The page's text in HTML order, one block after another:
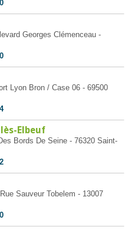
Georges Clémenceau -
Lyon Bron / Case 06 - 69500
Elbeuf
Bords De Seine - 76320 Saint-
Sauveur Tobelem - 13007